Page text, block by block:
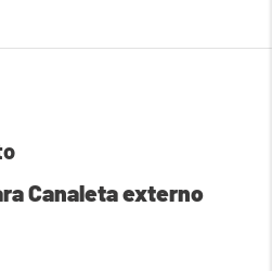
Canaleta externo